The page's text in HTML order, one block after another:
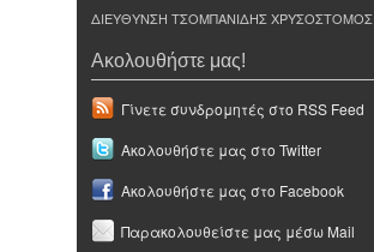
ΔΙΕΥΘΥΝΣΗ ΤΣΟΜΠΑΝΙΔΗΣ ΧΡΥΣΟΣΤΟΜΟΣ
Ακολουθήστε μας!
Γίνετε συνδρομητές στο RSS Feed
Ακολουθήστε μας στο Twitter
Ακολουθήστε μας στο Facebook
Παρακολουθείστε μας μέσω Mail